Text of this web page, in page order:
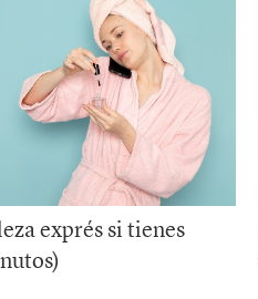
exprés si tienes